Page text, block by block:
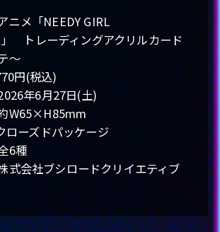
GOODS
THEATER
SPECIAL
LANGUAGE
ニメ「NEEDY GIRL
」 トレーディングアクリルカード
～
円(税込)
年6月27日(土)
約W65×H85mm
ローズドパッケージ
6種
式会社ブシロードクリイエティブ